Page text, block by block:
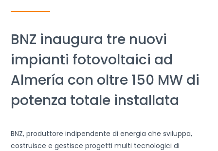
BNZ inaugura tre nuovi
impianti fotovoltaici ad
Almería con oltre 150 MW di
potenza totale installata
BNZ, produttore indipendente di energia che sviluppa,
costruisce e gestisce progetti multi tecnologici di